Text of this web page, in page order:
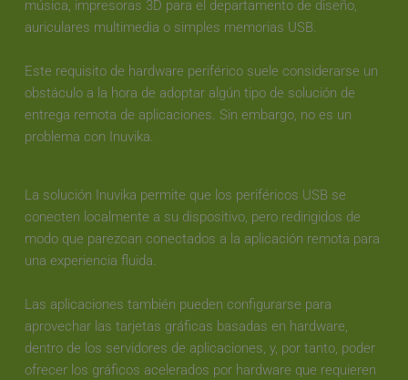
música, impresoras 3D para el departamento de diseño,
auriculares multimedia o simples memorias USB.
Este requisito de hardware periférico suele considerarse un
obstáculo a la hora de adoptar algún tipo de solución de
entrega remota de aplicaciones. Sin embargo, no es un
problema con Inuvika.
La solución Inuvika permite que los periféricos USB se
conecten localmente a su dispositivo, pero redirigidos de
modo que parezcan conectados a la aplicación remota para
una experiencia fluida.
Las aplicaciones también pueden configurarse para
aprovechar las tarjetas gráficas basadas en hardware,
dentro de los servidores de aplicaciones, y, por tanto, poder
ofrecer los gráficos acelerados por hardware que requieren